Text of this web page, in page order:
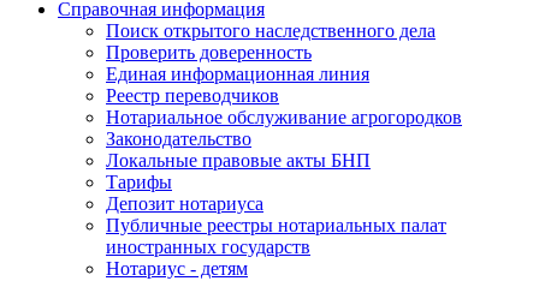
Справочная информация
Поиск открытого наследственного дела
Проверить доверенность
Единая информационная линия
Реестр переводчиков
Нотариальное обслуживание агрогородков
Законодательство
Локальные правовые акты БНП
Тарифы
Депозит нотариуса
Публичные реестры нотариальных палат
иностранных государств
Нотариус - детям